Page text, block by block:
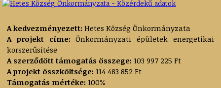
A kedvezményezett: Hetes Község Önkormányzata
A projekt címe: Önkormányzati épületek energetikai
korszerűsítése
A szerződött támogatás összege: 103 997 225 Ft
A projekt összköltsége: 114 483 852 Ft
Támogatás mértéke: 100%